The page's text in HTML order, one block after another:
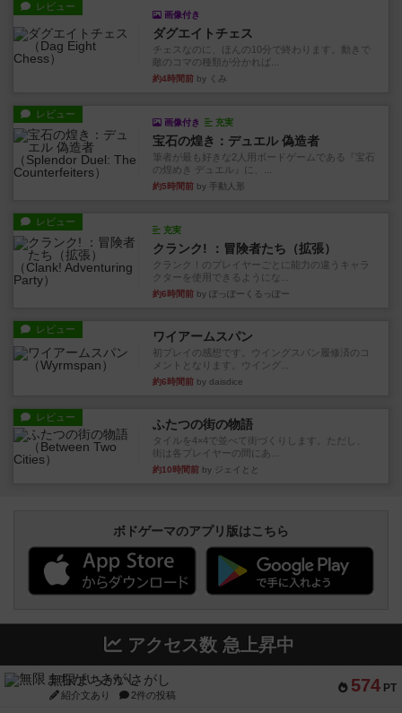
レビュー
画像付き
ダグエイトチェス
チェスなのに、ほんの10分で終わります。動きで
敵のコマの種類が分かれば...
約4時間前 by くみ
レビュー
画像付き 充実
宝石の煌き：デュエル 偽造者
筆者が最も好きな2人用ボードゲームである『宝石
の煌めき デュエル』に、...
約5時間前 by 手動人形
レビュー
充実
クランク! ：冒険者たち（拡張）
クランク！のプレイヤーごとに能力の違うキャラ
クターを使用できるようにな...
約6時間前 by ぽっぽーくるっぽー
レビュー ワイアームスパン
初プレイの感想です。ウイングスパン履修済のコ
メントとなります。ウイング...
約6時間前 by daisdice
レビュー ふたつの街の物語
タイルを4×4で並べて街づくりします。ただし、
街は各プレイヤーの間にあ...
約10時間前 by ジェイとと
ボドゲーマのアプリ版はこちら
アクセス数 急上昇中
574 PT
無限まちがいさがし
紹介文あり 2件の投稿